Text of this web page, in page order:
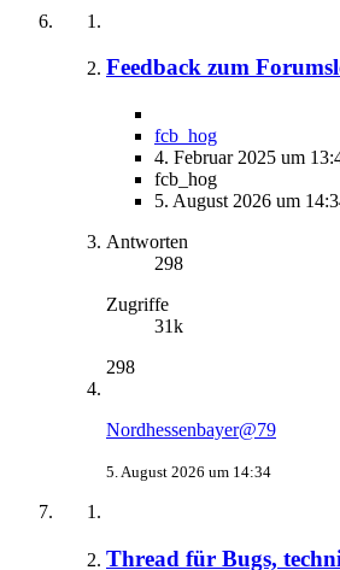
Feedback zum
fcb_hog
4. Februar 2025 um
fcb_hog
5. August 2026 um
Antworten
298
Zugriffe
31k
298
Nordhessenbayer@79
5. August 2026 um 14:34
Thread für Bugs,